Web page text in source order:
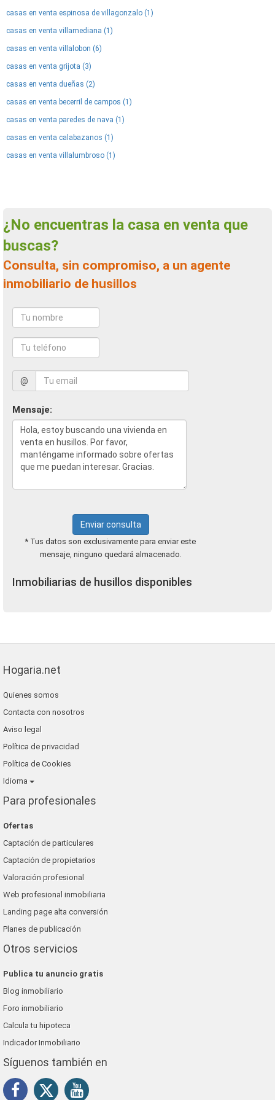
casas en venta espinosa de villagonzalo (1)
casas en venta villamediana (1)
casas en venta villalobon (6)
casas en venta grijota (3)
casas en venta dueñas (2)
casas en venta becerril de campos (1)
casas en venta paredes de nava (1)
casas en venta calabazanos (1)
casas en venta villalumbroso (1)
¿No encuentras la casa en venta que
buscas?
Consulta, sin compromiso, a un agente
inmobiliario de husillos
@
Mensaje:
Enviar consulta
* Tus datos son exclusivamente para enviar este
mensaje, ninguno quedará almacenado.
Inmobiliarias de husillos disponibles
Hogaria.net
Quienes somos
Contacta con nosotros
Aviso legal
Política de privacidad
Política de Cookies
Idioma
Para profesionales
Ofertas
Captación de particulares
Captación de propietarios
Valoración profesional
Web profesional inmobiliaria
Landing page alta conversión
Planes de publicación
Otros servicios
Publica tu anuncio gratis
Blog inmobiliario
Foro inmobiliario
Calcula tu hipoteca
Indicador Inmobiliario
Síguenos también en